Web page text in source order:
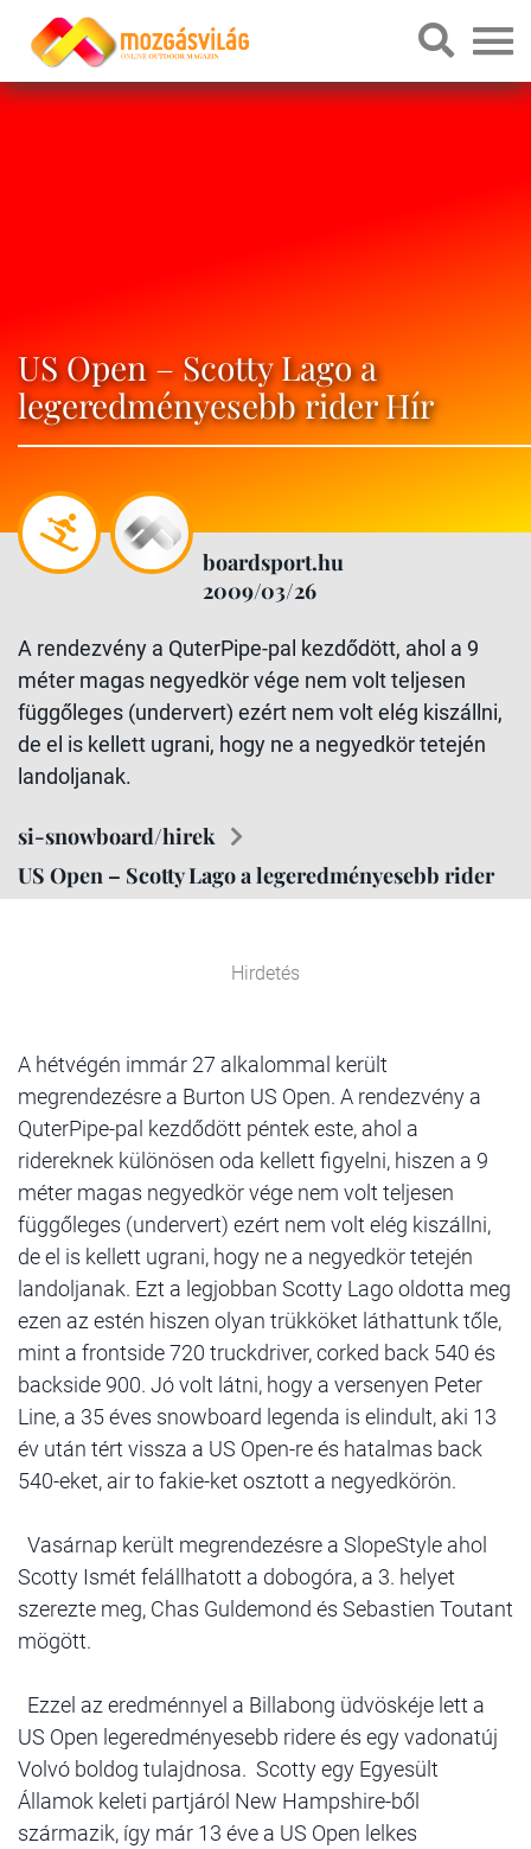
US Open – Scotty Lago a
legeredményesebb rider Hír
boardsport.hu
2009/03/26
A rendezvény a QuterPipe-pal kezdődött, ahol a 9
méter magas negyedkör vége nem volt teljesen
függőleges (undervert) ezért nem volt elég kiszállni,
de el is kellett ugrani, hogy ne a negyedkör tetején
landoljanak.
si-snowboard/hirek
US Open – Scotty Lago a legeredményesebb rider
Hirdetés
A hétvégén immár 27 alkalommal került
megrendezésre a Burton US Open. A rendezvény a
QuterPipe-pal kezdődött péntek este, ahol a
ridereknek különösen oda kellett figyelni, hiszen a 9
méter magas negyedkör vége nem volt teljesen
függőleges (undervert) ezért nem volt elég kiszállni,
de el is kellett ugrani, hogy ne a negyedkör tetején
landoljanak. Ezt a legjobban Scotty Lago oldotta meg
ezen az estén hiszen olyan trükköket láthattunk tőle,
mint a frontside 720 truckdriver, corked back 540 és
backside 900. Jó volt látni, hogy a versenyen Peter
Line, a 35 éves snowboard legenda is elindult, aki 13
év után tért vissza a US Open-re és hatalmas back
540-eket, air to fakie-ket osztott a negyedkörön.
Vasárnap került megrendezésre a SlopeStyle ahol
Scotty Ismét felállhatott a dobogóra, a 3. helyet
szerezte meg, Chas Guldemond és Sebastien Toutant
mögött.
Ezzel az eredménnyel a Billabong üdvöskéje lett a
US Open legeredményesebb ridere és egy vadonatúj
Volvó boldog tulajdnosa. Scotty egy Egyesült
Államok keleti partjáról New Hampshire-ből
származik, így már 13 éve a US Open lelkes